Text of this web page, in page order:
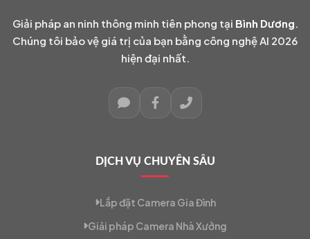
Giải pháp an ninh thông minh tiên phong tại Bình Dương
Chúng tôi bảo vệ giá trị của bạn bằng công nghệ AI 2026
hiện đại nhất.
DỊCH VỤ CHUYÊN SÂU
Lắp đặt Camera Gia Đình
Giải pháp Camera Nhà Xưởng